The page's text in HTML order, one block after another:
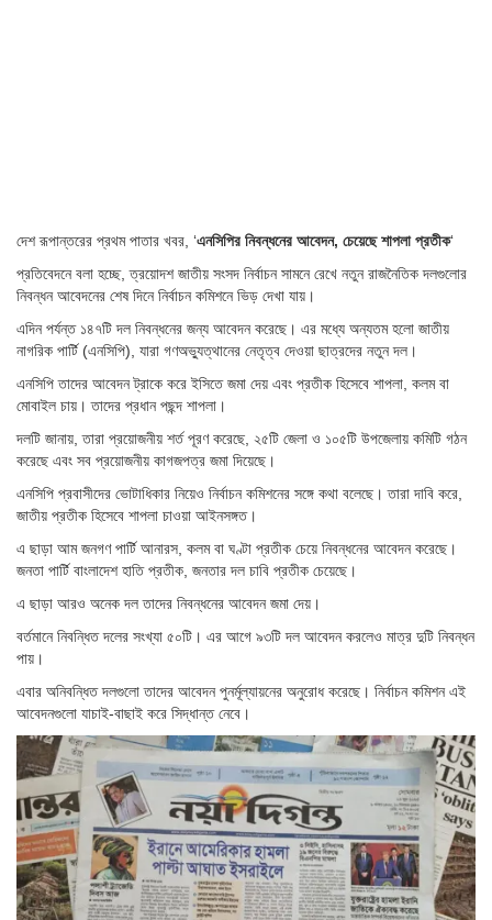
দেশ রূপান্তরের প্রথম পাতার খবর, ‘এনসিপির নিবন্ধনের আবেদন, চেয়েছে শাপলা প্রতীক‘
প্রতিবেদনে বলা হচ্ছে, ত্রয়োদশ জাতীয় সংসদ নির্বাচন সামনে রেখে নতুন রাজনৈতিক দলগুলোর
নিবন্ধন আবেদনের শেষ দিনে নির্বাচন কমিশনে ভিড় দেখা যায়।
এদিন পর্যন্ত ১৪৭টি দল নিবন্ধনের জন্য আবেদন করেছে। এর মধ্যে অন্যতম হলো জাতীয়
নাগরিক পার্টি (এনসিপি), যারা গণঅভ্যুত্থানের নেতৃত্ব দেওয়া ছাত্রদের নতুন দল।
এনসিপি তাদের আবেদন ট্রাকে করে ইসিতে জমা দেয় এবং প্রতীক হিসেবে শাপলা, কলম বা
মোবাইল চায়। তাদের প্রধান পছন্দ শাপলা।
দলটি জানায়, তারা প্রয়োজনীয় শর্ত পূরণ করেছে, ২৫টি জেলা ও ১০৫টি উপজেলায় কমিটি গঠন
করেছে এবং সব প্রয়োজনীয় কাগজপত্র জমা দিয়েছে।
এনসিপি প্রবাসীদের ভোটাধিকার নিয়েও নির্বাচন কমিশনের সঙ্গে কথা বলেছে। তারা দাবি করে,
জাতীয় প্রতীক হিসেবে শাপলা চাওয়া আইনসঙ্গত।
এ ছাড়া আম জনগণ পার্টি আনারস, কলম বা ঘণ্টা প্রতীক চেয়ে নিবন্ধনের আবেদন করেছে।
জনতা পার্টি বাংলাদেশ হাতি প্রতীক, জনতার দল চাবি প্রতীক চেয়েছে।
এ ছাড়া আরও অনেক দল তাদের নিবন্ধনের আবেদন জমা দেয়।
বর্তমানে নিবন্ধিত দলের সংখ্যা ৫০টি। এর আগে ৯৩টি দল আবেদন করলেও মাত্র দুটি নিবন্ধন
পায়।
এবার অনিবন্ধিত দলগুলো তাদের আবেদন পুনর্মূল্যায়নের অনুরোধ করেছে। নির্বাচন কমিশন এই
আবেদনগুলো যাচাই-বাছাই করে সিদ্ধান্ত নেবে।